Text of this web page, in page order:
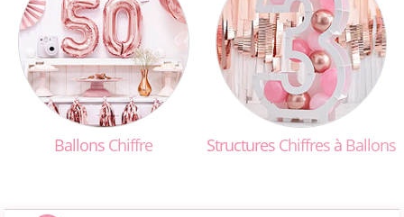
Ballons Chiffre Structures Chiffres à Ballons